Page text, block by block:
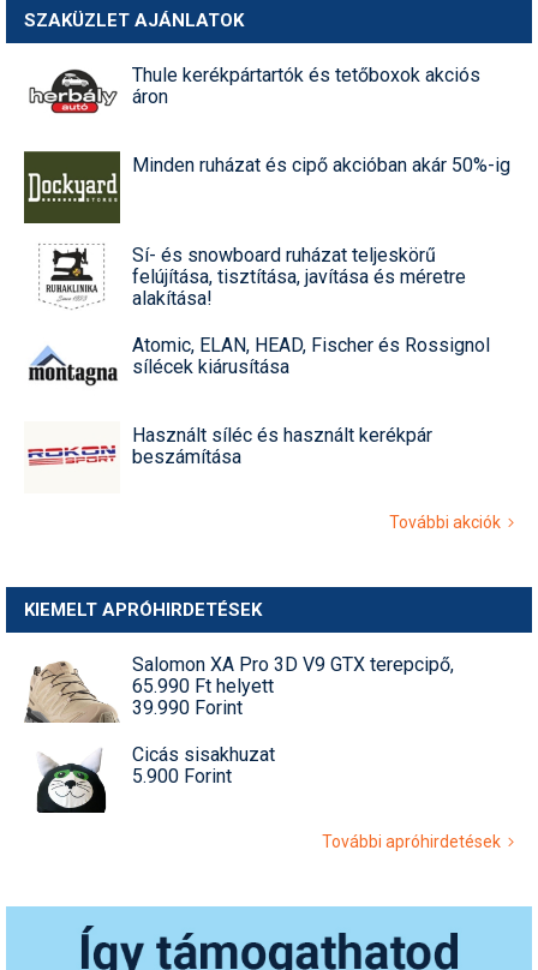
SZAKÜZLET AJÁNLATOK
Thule kerékpártartók és tetőboxok akciós
áron
Minden ruházat és cipő akcióban akár 50%-ig
Sí- és snowboard ruházat teljeskörű
felújítása, tisztítása, javítása és méretre
alakítása!
Atomic, ELAN, HEAD, Fischer és Rossignol
sílécek kiárusítása
Használt síléc és használt kerékpár
beszámítása
További akciók
KIEMELT APRÓHIRDETÉSEK
Salomon XA Pro 3D V9 GTX terepcipő,
65.990 Ft helyett
39.990 Forint
Cicás sisakhuzat
5.900 Forint
További apróhirdetések